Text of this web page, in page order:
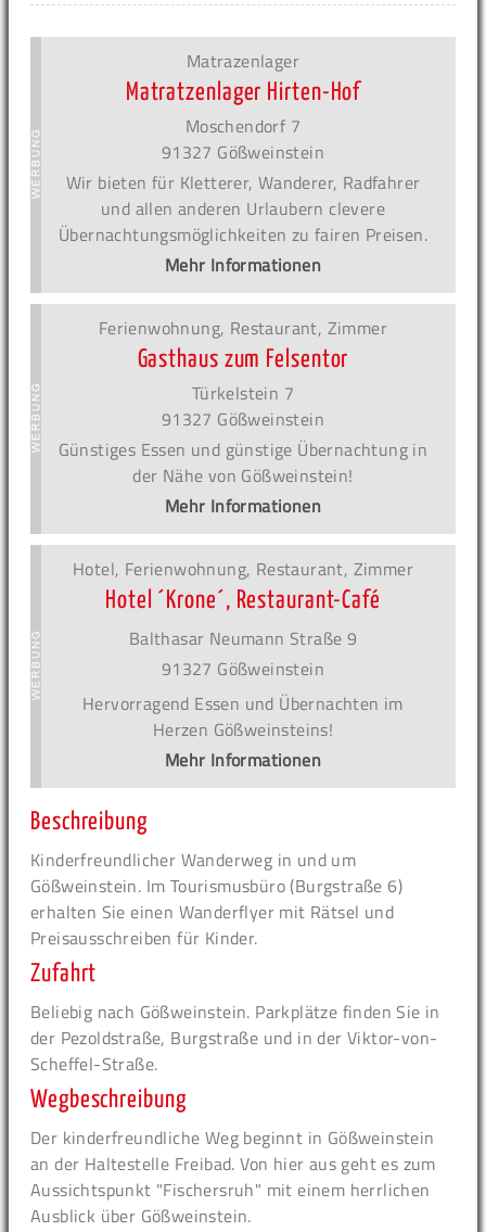
Matrazenlager
Matratzenlager Hirten-Hof
Moschendorf 7
91327 Gößweinstein
Wir bieten für Kletterer, Wanderer, Radfahrer
und allen anderen Urlaubern clevere
Übernachtungsmöglichkeiten zu fairen Preisen.
Mehr Informationen
Ferienwohnung, Restaurant, Zimmer
Gasthaus zum Felsentor
Türkelstein 7
91327 Gößweinstein
Günstiges Essen und günstige Übernachtung in
der Nähe von Gößweinstein!
Mehr Informationen
Hotel, Ferienwohnung, Restaurant, Zimmer
Hotel ´Krone´, Restaurant-Café
Balthasar Neumann Straße 9
91327 Gößweinstein
Hervorragend Essen und Übernachten im
Herzen Gößweinsteins!
Mehr Informationen
Beschreibung
Kinderfreundlicher Wanderweg in und um
Gößweinstein. Im Tourismusbüro (Burgstraße 6)
erhalten Sie einen Wanderflyer mit Rätsel und
Preisausschreiben für Kinder.
Zufahrt
Beliebig nach Gößweinstein. Parkplätze finden Sie in
der Pezoldstraße, Burgstraße und in der Viktor-von-
Scheffel-Straße.
Wegbeschreibung
Der kinderfreundliche Weg beginnt in Gößweinstein
an der Haltestelle Freibad. Von hier aus geht es zum
Aussichtspunkt "Fischersruh" mit einem herrlichen
Ausblick über Gößweinstein.